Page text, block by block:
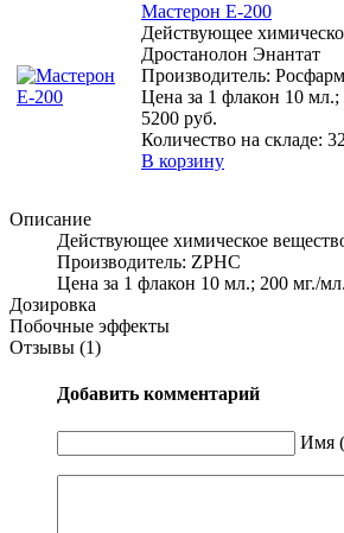
Мастерон Е-200
Действующее
Дростанолон Энантат
Производитель: Росфарм
Цена за 1 флакон 10 мл.;
5200 руб.
Количество на складе: 32
В корзину
Описание
Действующее химическое
Производитель: ZPHC
Цена за 1 флакон 10 мл.; 200 мг./мл.
Дозировка
Побочные эффекты
Отзывы (1)
Добавить комментарий
Имя